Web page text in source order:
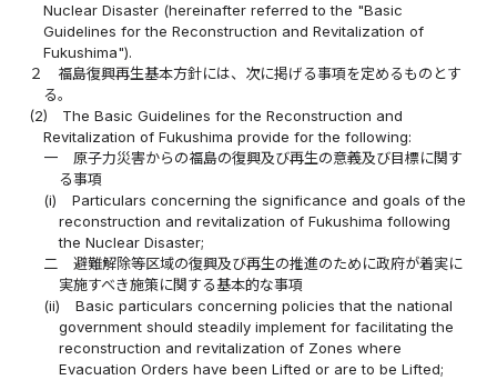
Nuclear Disaster (hereinafter referred to the "Basic
Guidelines for the Reconstruction and Revitalization of
Fukushima").
２
福島復興再生基本方針には、次に掲げる事項を定めるものとす
る。
(2)
The Basic Guidelines for the Reconstruction and
Revitalization of Fukushima provide for the following:
一
原子力災害からの福島の復興及び再生の意義及び目標に関す
る事項
(i)
Particulars concerning the significance and goals of the
reconstruction and revitalization of Fukushima following
the Nuclear Disaster;
二
避難解除等区域の復興及び再生の推進のために政府が着実に
実施すべき施策に関する基本的な事項
(ii)
Basic particulars concerning policies that the national
government should steadily implement for facilitating the
reconstruction and revitalization of Zones where
Evacuation Orders have been Lifted or are to be Lifted;